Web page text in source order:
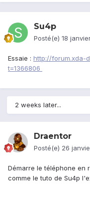
Su4p
Posté(e) 18
Essaie : http://forum.xda-
t=1366806
2 weeks later...
Draentor
Posté(e) 26
Démarre le téléphone en
comme le tuto de Su4p